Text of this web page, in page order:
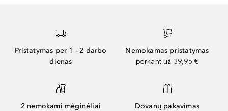
Pristatymas per 1 - 2 darbo
dienas
Nemokamas pristatymas
perkant už 39,95 €
2 nemokami mėginėliai Dovanų pakavimas